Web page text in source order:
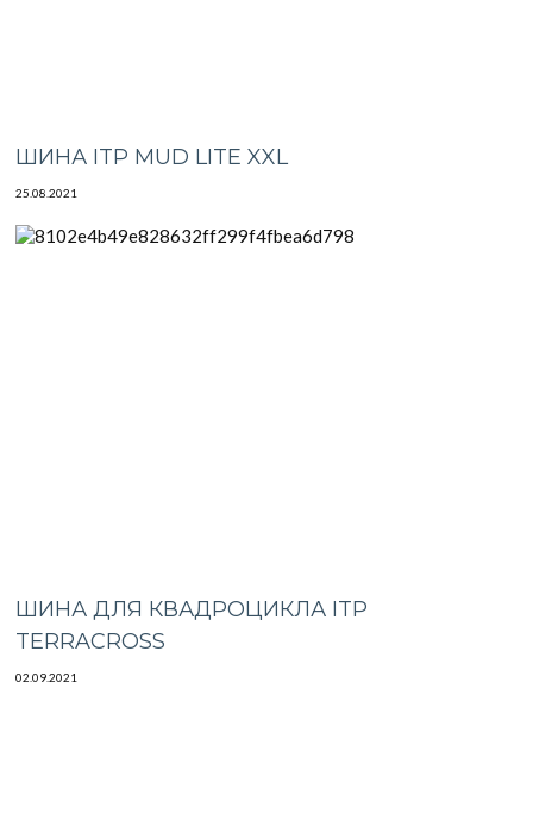
ШИНА ITP MUD LITE XXL
25.08.2021
ШИНА ДЛЯ КВАДРОЦИКЛА ITP
TERRACROSS
02.09.2021